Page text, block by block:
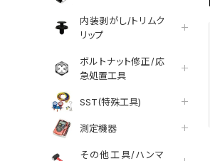
内装剥がし/トリムク
リップ
ボルトナット修正/応
急処置工具
SST(特殊工具)
測定機器
その他工具/ハンマ